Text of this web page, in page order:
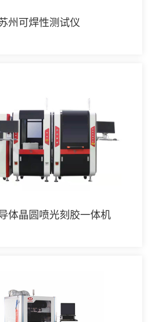
州可焊性测试仪
体晶圆喷光刻胶一体机